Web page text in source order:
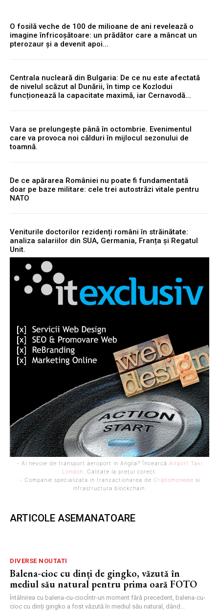
O fosilă veche de 100 de milioane de ani revelează o
imagine înfricoșătoare: un prădător care a mâncat un
pterozaur și a devenit apoi...
Centrala nucleară din Bulgaria: De ce nu este afectată
de nivelul scăzut al Dunării, în timp ce Kozlodui
funcționează la capacitate maximă, iar Cernavodă...
Vara se prelungește până în octombrie. Evenimentul
care va provoca noi călduri în mijlocul sezonului de
toamnă.
De ce apărarea României nu poate fi fundamentată
doar pe baze militare: cele trei autostrăzi vitale pentru
NATO
Veniturile doctorilor rezidenți români în străinătate:
analiza salariilor din SUA, Germania, Franța și Regatul
Unit.
- Ai nevoie de transport aeroport in Anglia? Încearcă Airport Taxi
London . Calitate la prețul corect.
- Companie specializata in tranzactionarea de Criptomonede si
infrastructura blockchain.
ARTICOLE ASEMANATOARE
DIVERSE NOUTATI
Balena-cioc cu dinți de gingko, văzută în
mediul său natural pentru prima oară FOTO
Întâlnirea cu balena-cu-ciocÎntr-un moment fără precedent, balena-cu-
cioc cu dinți gingko a fost văzută în mediul său natural, dând...